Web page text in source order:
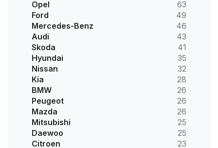
Opel
63
Ford
49
Mercedes-Benz
46
Audi
43
Skoda
41
Hyundai
35
Nissan
32
Kia
28
BMW
26
Peugeot
26
Mazda
26
Mitsubishi
25
Daewoo
25
Citroen
23